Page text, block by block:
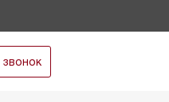
звонок